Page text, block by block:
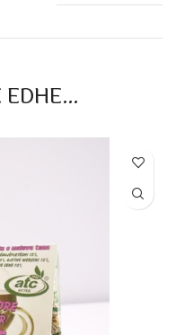
EDHE…